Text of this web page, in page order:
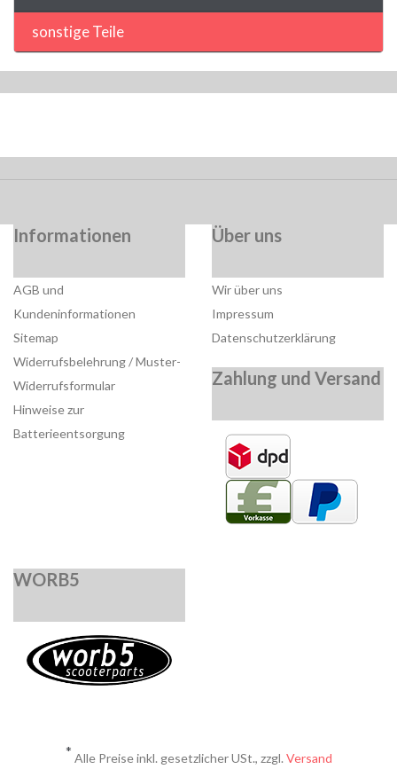
sonstige Teile
Informationen
AGB und
Kundeninformationen
Sitemap
Widerrufsbelehrung / Muster-
Widerrufsformular
Hinweise zur
Batterieentsorgung
Über uns
Wir über uns
Impressum
Datenschutzerklärung
Zahlung und Versand
WORB5
* Alle Preise inkl. gesetzlicher USt., zzgl. Versand